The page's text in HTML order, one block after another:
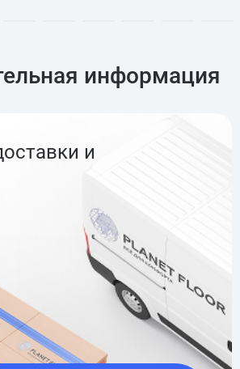
информация
и